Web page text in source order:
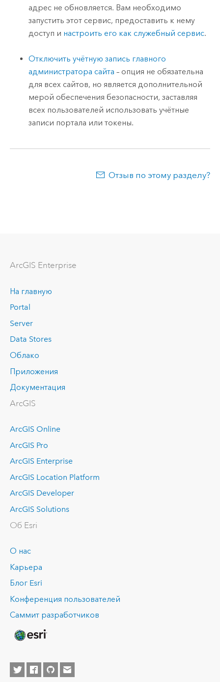
адрес не обновляется. Вам необходимо
запустить этот сервис, предоставить к нему
доступ и настроить его как служебный сервис.
Отключить учётную запись главного
администратора сайта – опция не обязательна
для всех сайтов, но является дополнительной
мерой обеспечения безопасности, заставляя
всех пользователей использовать учётные
записи портала или токены.
Отзыв по этому разделу?
ArcGIS Enterprise
На главную
Portal
Server
Data Stores
Облако
Приложения
Документация
ArcGIS
ArcGIS Online
ArcGIS Pro
ArcGIS Enterprise
ArcGIS Location Platform
ArcGIS Developer
ArcGIS Solutions
Об Esri
О нас
Карьера
Блог Esri
Конференция пользователей
Саммит разработчиков